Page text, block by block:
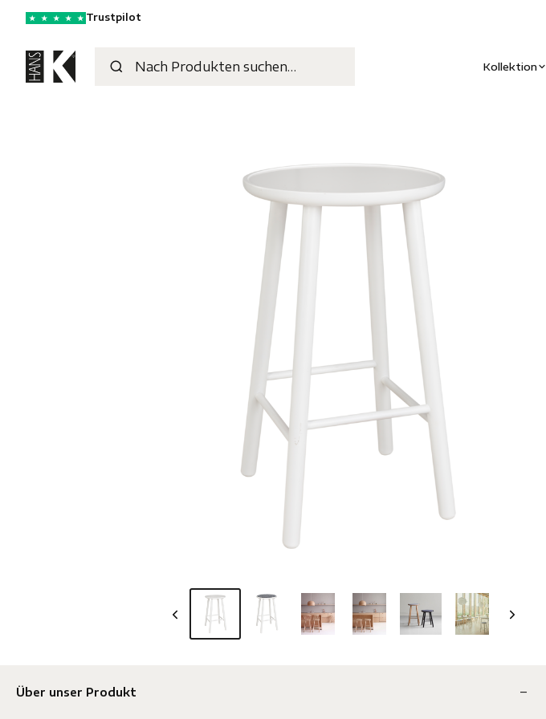
★ ★ ★ ★ ★ Trustpilot
Kollektion
Über unser Produkt